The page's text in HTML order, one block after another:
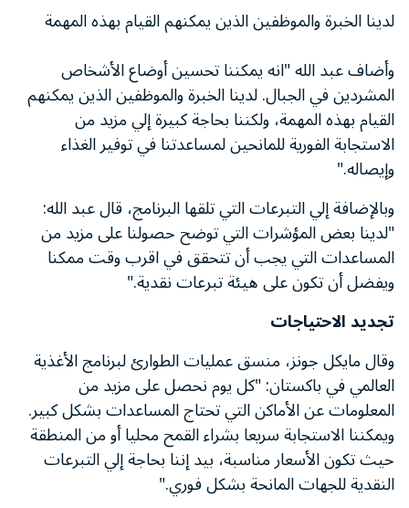
لدينا الخبرة والموظفين الذين يمكنهم القيام بهذه المهمة
وأضاف عبد الله "انه يمكننا تحسين أوضاع الأشخاص
المشردين في الجبال. لدينا الخبرة والموظفين الذين يمكنهم
القيام بهذه المهمة، ولكننا بحاجة كبيرة إلي مزيد من
الاستجابة الفورية للمانحين لمساعدتنا في توفير الغذاء
وإيصاله."
وبالإضافة إلي التبرعات التي تلقها البرنامج، قال عبد الله:
"لدينا بعض المؤشرات التي توضح حصولنا على مزيد من
المساعدات التي يجب أن تتحقق في اقرب وقت ممكنا
ويفضل أن تكون على هيئة تبرعات نقدية."
تجديد الاحتياجات
وقال مايكل جونز، منسق عمليات الطوارئ لبرنامج الأغذية
العالمي في باكستان: "كل يوم نحصل على مزيد من
المعلومات عن الأماكن التي تحتاج المساعدات بشكل كبير.
ويمكننا الاستجابة سريعا بشراء القمح محليا أو من المنطقة
حيث تكون الأسعار مناسبة، بيد إننا بحاجة إلي التبرعات
النقدية للجهات المانحة بشكل فوري."